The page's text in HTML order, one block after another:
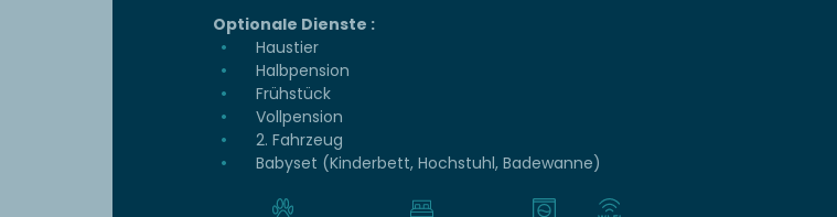
Optionale Dienste :
Haustier
Halbpension
Frühstück
Vollpension
2. Fahrzeug
Babyset (Kinderbett, Hochstuhl, Badewanne)